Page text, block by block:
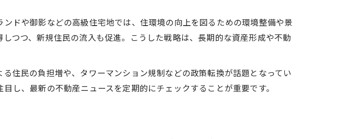
ドや御影などの高級住宅地では、住環境の向上を図るための環境整備や景
つつ、新規住民の流入も促進。こうした戦略は、長期的な資産形成や不動
住民の負担増や、タワーマンション規制などの政策転換が話題となってい
し、最新の不動産ニュースを定期的にチェックすることが重要です。